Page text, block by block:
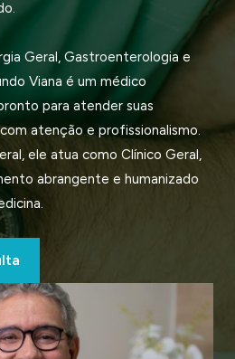
Geral, Gastroenterologia e
Viana é um médico
para atender suas
atenção e profissionalismo.
ele atua como Clínico Geral,
abrangente e humanizado